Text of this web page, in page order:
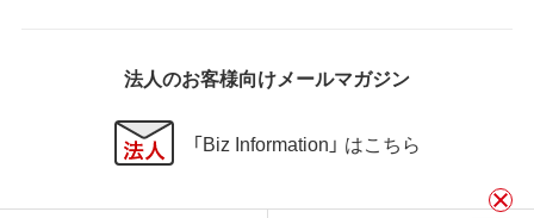
法人のお客様向けメールマガジン
「Biz Information」 はこちら